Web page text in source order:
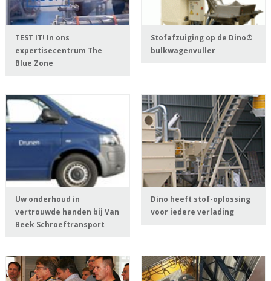
TEST IT! In ons
expertisecentrum The
Blue Zone
Stofafzuiging op de Dino®
bulkwagenvuller
Uw onderhoud in
vertrouwde handen bij Van
Beek Schroeftransport
Dino heeft stof-oplossing
voor iedere verlading